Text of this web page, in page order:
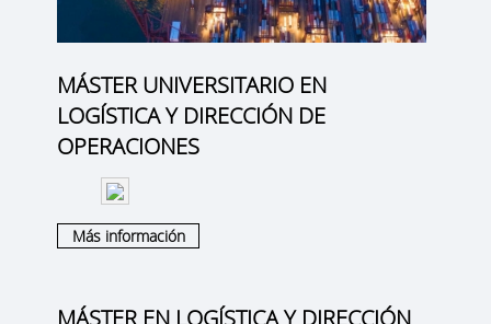
MÁSTER UNIVERSITARIO EN
LOGÍSTICA Y DIRECCIÓN DE
OPERACIONES
Más información